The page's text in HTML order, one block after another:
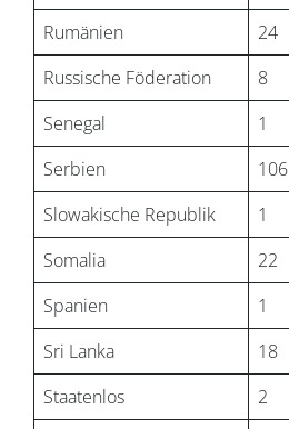
Rumänien
24
Russische Föderation
8
Senegal
1
Serbien
106
Slowakische Republik
1
Somalia
22
Spanien
1
Sri Lanka
18
Staatenlos
2